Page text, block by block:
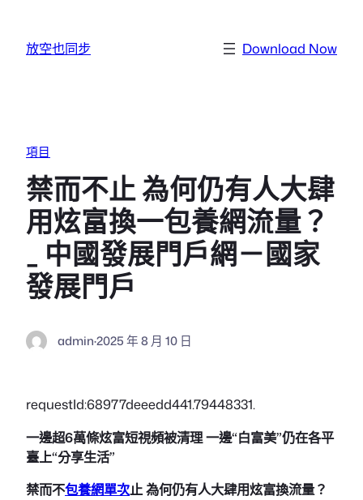
放空也同步 Download Now
項目
禁而不止 為何仍有人大肆
用炫富換一包養網流量？
_ 中國發展門戶網－國家
發展門戶
admin·2025 年 8 月 10 日
requestId:68977deeedd441.79448331.
一邊超6萬條炫富短視頻被清理 一邊“白富美”仍在各平
臺上“分享生活”
禁而不包養網單次止 為何仍有人大肆用炫富換流量？